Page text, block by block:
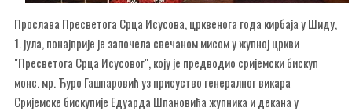
Прослава Пресветога Срца Исусова, црквенога года кирбаја у Шиду,
1. јула, понајприје је започела свечаном мисом у жупној цркви
"Пресветога Срца Исусовог", коју је предводио сријемски бискуп
монс. мр. Ђуро Гашпаровић уз присуство генералног викара
Сријемске бискупије Едуарда Шпановића жупника и декана у